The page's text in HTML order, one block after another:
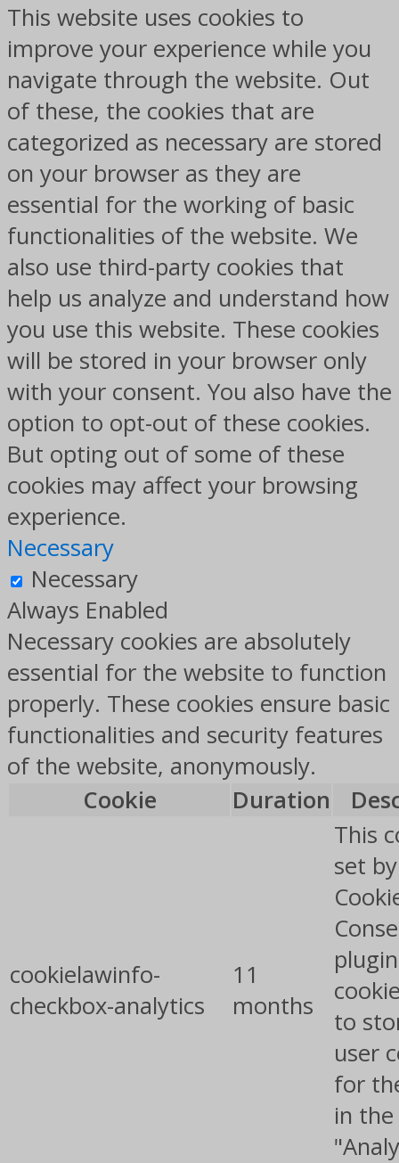
This website uses cookies to
improve your experience while you
navigate through the website. Out
of these, the cookies that are
categorized as necessary are stored
on your browser as they are
essential for the working of basic
functionalities of the website. We
also use third-party cookies that
help us analyze and understand how
you use this website. These cookies
will be stored in your browser only
with your consent. You also have the
option to opt-out of these cookies.
But opting out of some of these
cookies may affect your browsing
experience.
Necessary
Necessary
Always Enabled
Necessary cookies are absolutely
essential for the website to function
properly. These cookies ensure basic
functionalities and security features
of the website, anonymously.
Cookie
Duration
cookielawinfo-
checkbox-analytics
11
months
This
set
to
user
for
in